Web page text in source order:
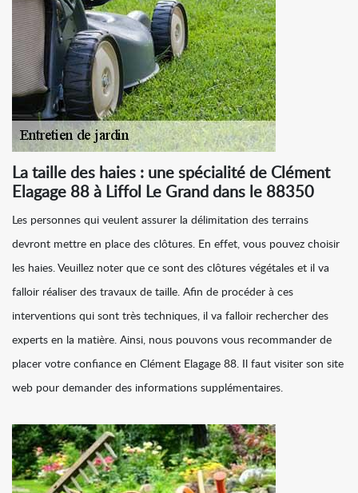
La taille des haies : une spécialité de Clément
Elagage 88 à Liffol Le Grand dans le 88350
Les personnes qui veulent assurer la délimitation des terrains
devront mettre en place des clôtures. En effet, vous pouvez choisir
les haies. Veuillez noter que ce sont des clôtures végétales et il va
falloir réaliser des travaux de taille. Afin de procéder à ces
interventions qui sont très techniques, il va falloir rechercher des
experts en la matière. Ainsi, nous pouvons vous recommander de
placer votre confiance en Clément Elagage 88. Il faut visiter son site
web pour demander des informations supplémentaires.